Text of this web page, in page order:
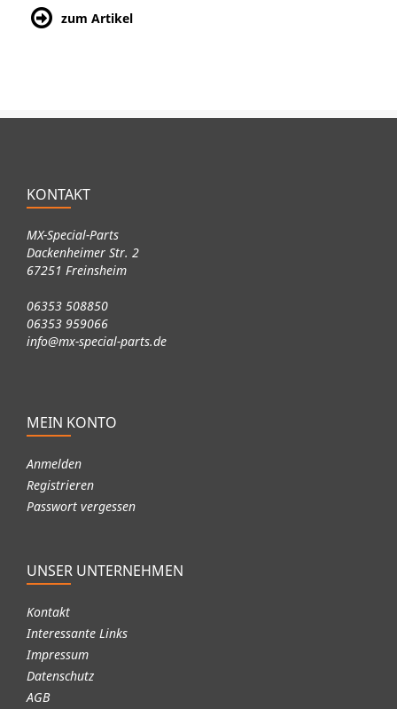
zum Artikel
KONTAKT
MX-Special-Parts
Dackenheimer Str. 2
67251 Freinsheim
06353 508850
06353 959066
info@mx-special-parts.de
MEIN KONTO
Anmelden
Registrieren
Passwort vergessen
UNSER UNTERNEHMEN
Kontakt
Interessante Links
Impressum
Datenschutz
AGB